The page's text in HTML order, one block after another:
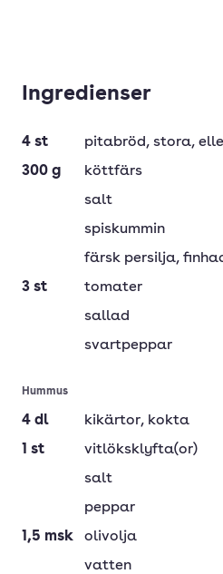
Ingredienser
4 st pitabröd, stora,
300 g
köttfärs
salt
spiskummin
färsk persilja,
3 st
tomater
sallad
svartpeppar
Hummus
4 dl
kikärtor, kokta
1 st
vitlöksklyfta(or)
salt
peppar
1,5 msk
olivolja
vatten